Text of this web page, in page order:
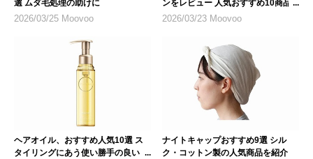
選 ムダ毛処理の助けに
2026/03/25 Moovoo
ンをレビュー 人気おすすめ10商品
も紹介
2026/03/23 Moovoo
ヘアオイル、おすすめ人気10選 ス
タイリングにあう使い勝手の良いも
ナイトキャップおすすめ9選 シル
ク・コットン製の人気商品を紹介